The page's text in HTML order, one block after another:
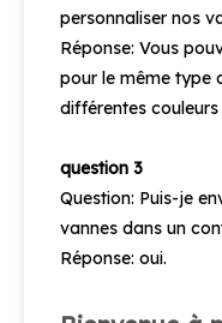
personnaliser nos
Réponse: Vous
pour le même type
différentes
question 3
Question: Puis-je
vannes dans un
Réponse: oui.